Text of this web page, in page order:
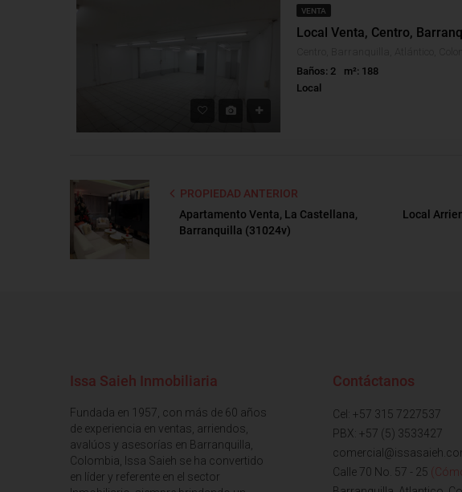
VENTA
Local Venta, Centro,
Baños: 2
m²: 188
Local
PROPIEDAD ANTERIOR
Apartamento Venta, La Castellana,
Barranquilla (31024v)
Local
Issa Saieh Inmobiliaria
Fundada en 1957, con más de 60 años
de experiencia en ventas, arriendos,
avalúos y asesorías en Barranquilla,
Colombia, Issa Saieh se ha convertido
en líder y referente en el sector
Contáctanos
Cel: +57 315 7227537
PBX: +57 (5) 3533427
Calle 70 No. 57 - 25